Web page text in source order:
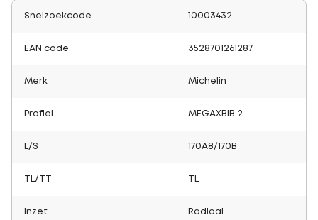
Snelzoekcode 10003432
EAN code 3528701261287
Merk Michelin
Profiel MEGAXBIB 2
L/S 170A8/170B
TL/TT
Inzet Radiaal